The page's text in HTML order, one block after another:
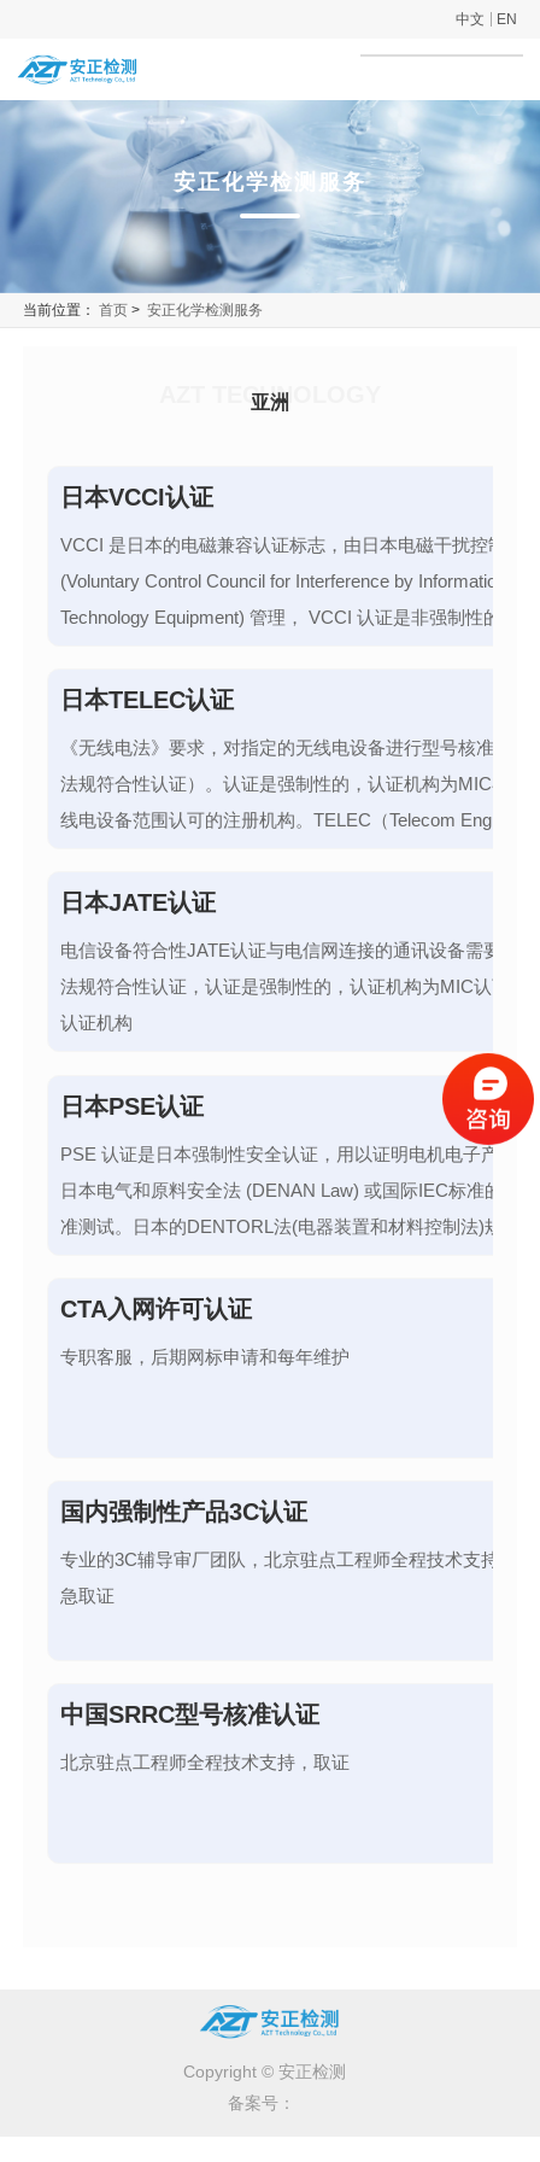
中文 EN
安正化学检测服务
当前位置：首页 >安正化学检测服务
AZT TECHNOLOGY
亚洲
日本VCCI认证
VCCI 是日本的电磁兼容认证标志，由日本电磁干扰控制委
(Voluntary Control Council for Interference by Information
Technology Equipment) 管理， VCCI 认证是非强制性的，
日本TELEC认证
《无线电法》要求，对指定的无线电设备进行型号核准（即
法规符合性认证）。认证是强制性的，认证机构为MIC在指
线电设备范围认可的注册机构。TELEC（Telecom
日本JATE认证
电信设备符合性JATE认证与电信网连接的通讯设备需要进
法规符合性认证，认证是强制性的，认证机构为MIC认可的
认证机构
日本PSE认证
PSE 认证是日本强制性安全认证，用以证明电机电子产品已
日本电气和原料安全法 (DENAN Law) 或国际IEC标准的安
准测试。日本的DENTORL法(电器装置和材料控制法)规定
产品应取得菱形的PSE标志，333种B类产品应取得圆形PSE
CTA入网许可认证
专职客服，后期网标申请和每年维护
国内强制性产品3C认证
专业的3C辅导审厂团队，北京驻点工程师全程技术支持，
急取证
中国SRRC型号核准认证
北京驻点工程师全程技术支持，取证
Copyright © 安正检测
备案号：